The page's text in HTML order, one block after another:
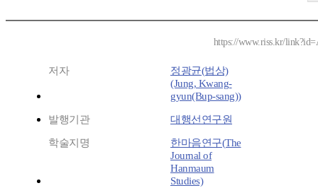
https://www.riss.kr/
저자
정광균(법상)
(Jung, Kwang-
gyun(Bup-sang))
발행기관 대행선연구원
학술지명
한마음연구(The
Journal of
Hanmaum
Studies)